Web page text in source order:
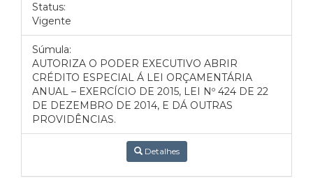
Status:
Vigente
Súmula:
AUTORIZA O PODER EXECUTIVO ABRIR
CRÉDITO ESPECIAL Á LEI ORÇAMENTÁRIA
ANUAL – EXERCÍCIO DE 2015, LEI Nº 424 DE 22
DE DEZEMBRO DE 2014, E DÁ OUTRAS
PROVIDÊNCIAS.
Detalhes